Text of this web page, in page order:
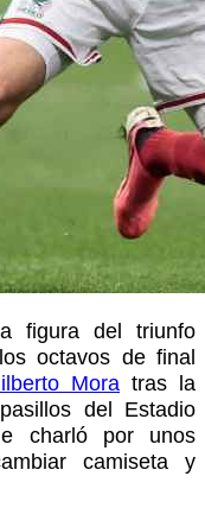
figura del triunfo
octavos de final
Mora tras la
del Estadio
charló por unos
camiseta y